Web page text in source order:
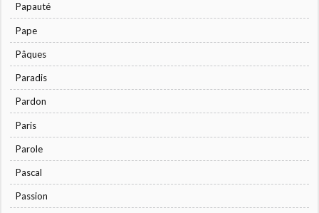
Papauté
Pape
Pâques
Paradis
Pardon
Paris
Parole
Pascal
Passion